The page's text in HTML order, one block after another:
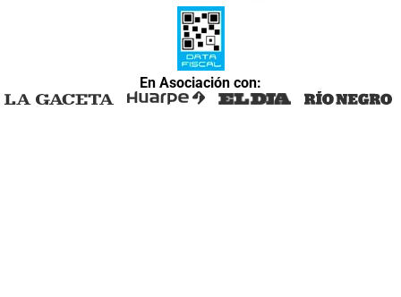
En Asociación con: